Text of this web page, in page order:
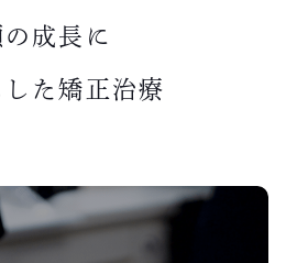
成長に
た矯正治療